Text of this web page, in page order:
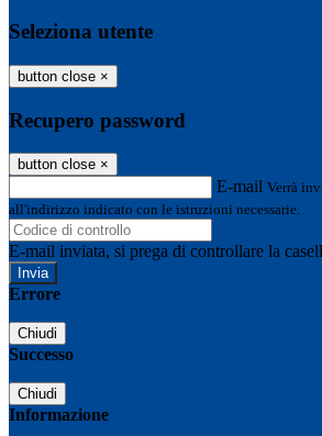
Seleziona utente
button close ×
Recupero password
button close ×
E-mail Verrà
all'indirizzo indicato con le istruzioni necessarie.
E-mail inviata, si prega di controllare la
Errore
Chiudi
Successo
Chiudi
Informazione